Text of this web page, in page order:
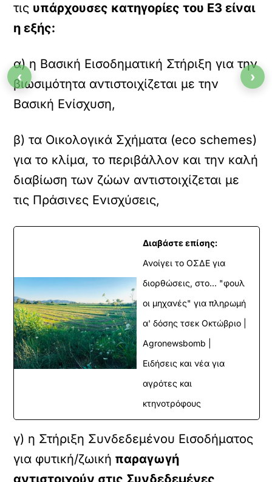
τις υπάρχουσες κατηγορίες του Ε3 είναι
η εξής:
α) η Βασική Εισοδηματική Στήριξη για την
βιωσιμότητα αντιστοιχίζεται με την
Βασική Ενίσχυση,
β) τα Οικολογικά Σχήματα (eco schemes)
για το κλίμα, το περιβάλλον και την καλή
διαβίωση των ζώων αντιστοιχίζεται με
τις Πράσινες Ενισχύσεις,
Διαβάστε επίσης:
Ανοίγει το ΟΣΔΕ για
διορθώσεις, στο... "φουλ
οι μηχανές" για πληρωμή
α' δόσης τσεκ Οκτώβριο |
Agronewsbomb |
Ειδήσεις και νέα για
αγρότες και
κτηνοτρόφους
γ) η Στήριξη Συνδεδεμένου Εισοδήματος
για φυτική/ζωική παραγωγή
αντιστοιχούν στις Συνδεδεμένες
‹ ›